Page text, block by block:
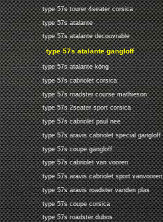
type 57s tourer 4seater corsica
type 57s atalante
type 57s atalante decouvrable
type 57s atalante gangloff
type 57s atalante köng
type 57s cabriolet corsica
type 57s roadster course mathieson
type 57s 2seater sport corsica
type 57s cabriolet paul nee
type 57s aravis cabriolet special gangloff
type 57s coupe gangloff
type 57s cabriolet van vooren
type 57s aravis cabriolet sport vanvooren
type 57s aravis roadster vanden plas
type 57s coupe corsica
type 57s roadster dubos